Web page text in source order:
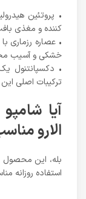
• پروتئین
کننده و مغذی
• عصاره رزماری
خشکی و آسیب
• دکسپانتنول
ترکیبات اصلی
آیا
الارو
بله، این محصول
استفاده روزانه